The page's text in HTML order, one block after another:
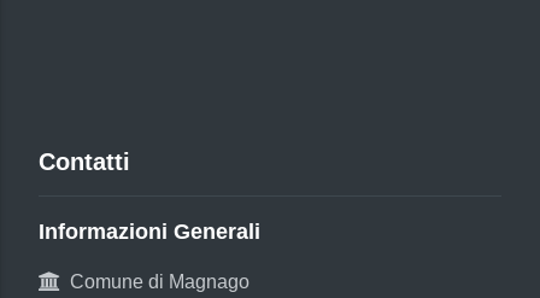
Contatti
Informazioni Generali
Comune di Magnago